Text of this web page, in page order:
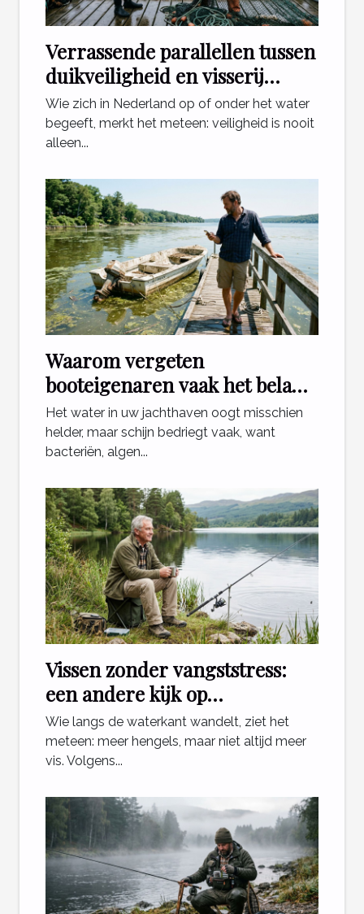
Verrassende parallellen tussen
duikveiligheid en visserij
regelgeving
Wie zich in Nederland op of onder het water
begeeft, merkt het meteen: veiligheid is nooit
alleen...
Waarom vergeten
booteigenaren vaak het belang
van waterkwaliteit?
Het water in uw jachthaven oogt misschien
helder, maar schijn bedriegt vaak, want
bacteriën, algen...
Vissen zonder vangststress:
een andere kijk op
ontspanning aan het water
Wie langs de waterkant wandelt, ziet het
meteen: meer hengels, maar niet altijd meer
vis. Volgens...